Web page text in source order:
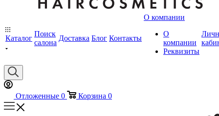
Каталог
Поиск
салона
Доставка Блог Контакты
О компании
О
компании
Реквизиты
Отложенные 0 Корзина 0